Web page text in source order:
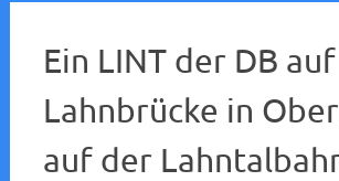
Ein LINT der DB
Lahnbrücke in
auf der